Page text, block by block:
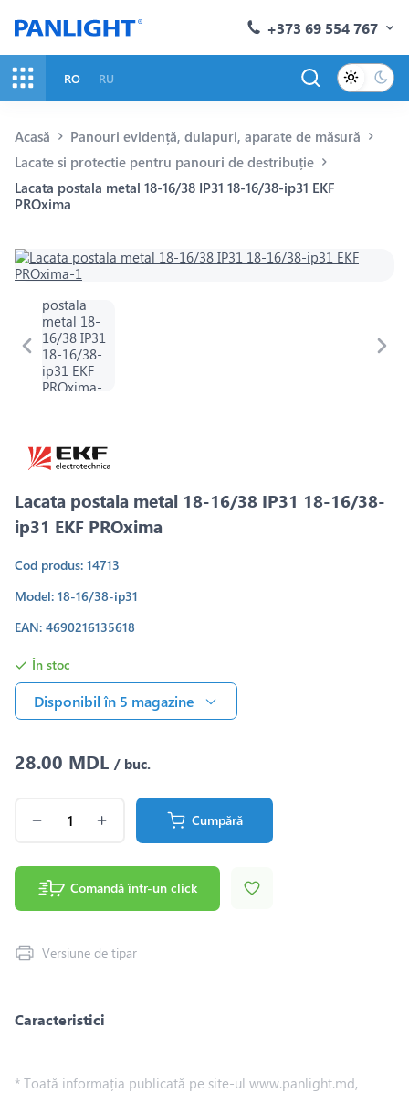
+373 69 554 767
RO RU
Acasă
Panouri evidență, dulapuri, aparate de măsură
Lacate si protectie pentru panouri de destribuție
Lacata postala metal 18-16/38 IP31 18-16/38-ip31 EKF
PROxima
Lacata postala metal 18-16/38 IP31 18-16/38-
ip31 EKF PROxima
Cod produs: 14713
Model: 18-16/38-ip31
EAN: 4690216135618
În stoc
Disponibil în 5 magazine
28.00 MDL / buc.
Cumpără
Comandă într-un click
Versiune de tipar
Caracteristici
* Toată informația publicată pe site-ul www.panlight.md,